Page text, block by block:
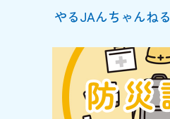
やるJAんちゃんねる